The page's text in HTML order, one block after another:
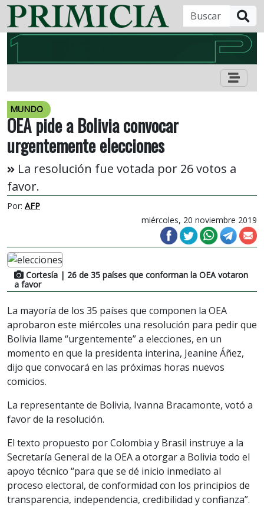
MUNDO
OEA pide a Bolivia convocar
urgentemente elecciones
La resolución fue votada por 26 votos a
favor.
Por: AFP
miércoles, 20 noviembre 2019
Cortesía | 26 de 35 países que conforman la OEA votaron
a favor
La mayoría de los 35 países que componen la OEA
aprobaron este miércoles una resolución para pedir que
Bolivia llame “urgentemente” a elecciones, en un
momento en que la presidenta interina, Jeanine Áñez,
dijo que convocará en las próximas horas nuevos
comicios.
La representante de Bolivia, Ivanna Bracamonte, votó a
favor de la resolución.
El texto propuesto por Colombia y Brasil instruye a la
Secretaría General de la OEA a otorgar a Bolivia todo el
apoyo técnico “para que se dé inicio inmediato al
proceso electoral, de conformidad con los principios de
transparencia, independencia, credibilidad y confianza”.